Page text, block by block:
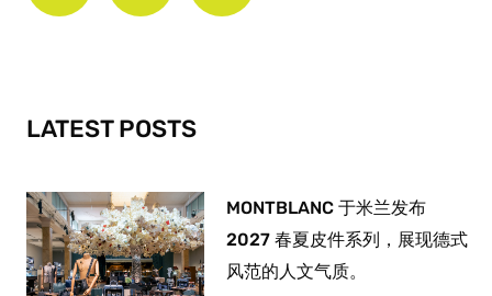
-
f
m
LATEST POSTS
MONTBLANC 于米兰发布
2027 春夏皮件系列，展现德式
风范的人文气质。